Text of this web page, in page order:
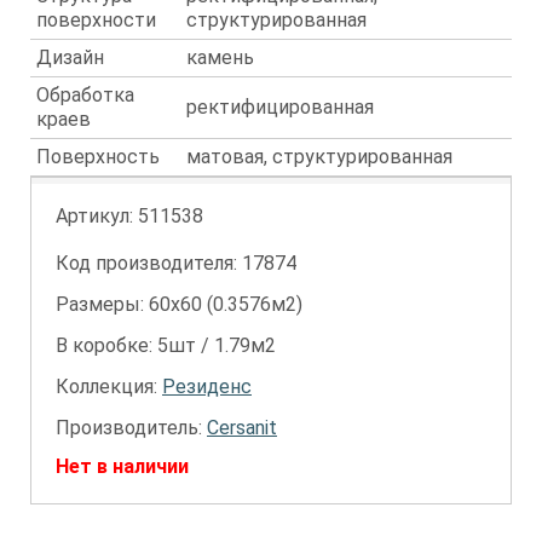
поверхности
структурированная
Дизайн
камень
Обработка
краев
ректифицированная
Поверхность матовая, структурированная
Артикул: 511538
Код производителя: 17874
Размеры: 60х60 (0.3576м2)
В коробке: 5шт / 1.79м2
Коллекция: Резиденс
Производитель: Cersanit
Нет в наличии